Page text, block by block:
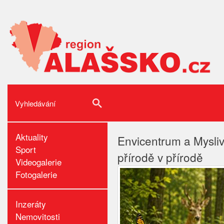
Aktuality
Sport
Videogalerie
Fotogalerie
Inzeráty
Nemovitosti
Envicentrum a
přírodě v přírodě